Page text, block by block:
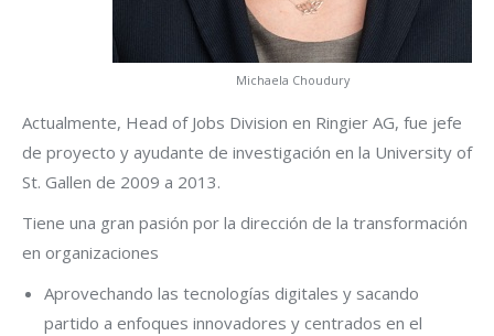
Michaela Choudury
Actualmente, Head of Jobs Division en Ringier AG, fue jefe
de proyecto y ayudante de investigación en la University of
St. Gallen de 2009 a 2013.
Tiene una gran pasión por la dirección de la transformación
en organizaciones
Aprovechando las tecnologías digitales y sacando
partido a enfoques innovadores y centrados en el